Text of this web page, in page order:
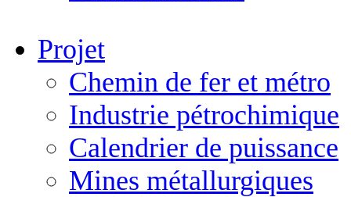
Projet
Chemin de fer et métro
Industrie pétrochimique
Calendrier de puissance
Mines métallurgiques